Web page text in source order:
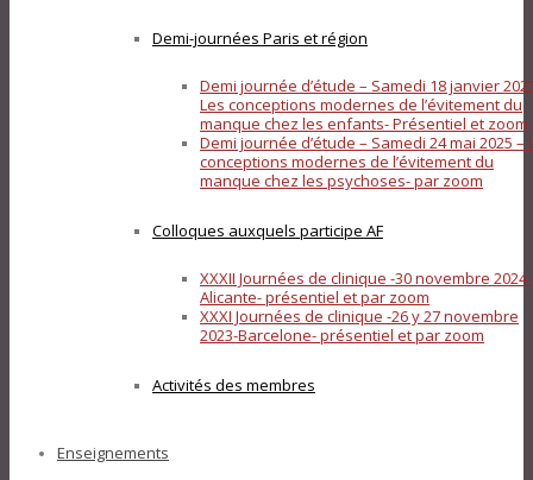
Demi-journées Paris et région
Demi journée d’étude – Samedi 18 janvier
Les conceptions modernes de l’évitement du
manque chez les enfants- Présentiel et zoom
Demi journée d’étude – Samedi 24 mai 2025 –
conceptions modernes de l’évitement du
manque chez les psychoses- par zoom
Colloques auxquels participe AF
XXXII Journées de clinique -30 novembre 2024-
Alicante- présentiel et par zoom
XXXI Journées de clinique -26 y 27 novembre
2023-Barcelone- présentiel et par zoom
Activités des membres
Enseignements